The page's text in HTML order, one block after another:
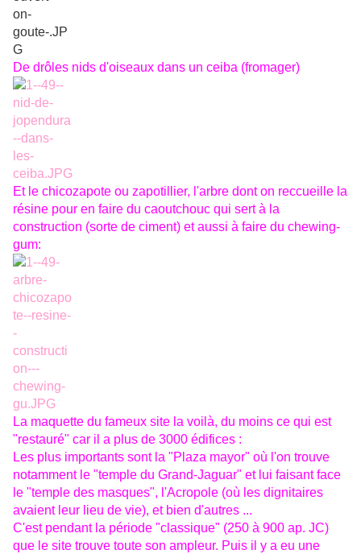
De drôles nids d'oiseaux dans un ceiba (fromager)
Et le chicozapote ou zapotillier, l'arbre dont on reccueille la
résine pour en faire du caoutchouc qui sert à la
construction (sorte de ciment) et aussi à faire du chewing-
gum:
La maquette du fameux site la voilà, du moins ce qui est
"restauré" car il a plus de 3000 édifices :
Les plus importants sont la "Plaza mayor" où l'on trouve
notamment le "temple du Grand-Jaguar" et lui faisant face
le "temple des masques", l'Acropole (où les dignitaires
avaient leur lieu de vie), et bien d'autres ...
C'est pendant la période "classique" (250 à 900 ap. JC)
que le site trouve toute son ampleur. Puis il y a eu une